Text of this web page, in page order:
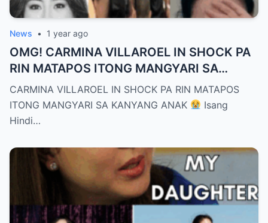
News • 1 year ago
OMG! CARMINA VILLAROEL IN SHOCK PA
RIN MATAPOS ITONG MANGYARI SA
KANYANG ANAK
CARMINA VILLAROEL IN SHOCK PA RIN MATAPOS
ITONG MANGYARI SA KANYANG ANAK
Isang
Hindi…